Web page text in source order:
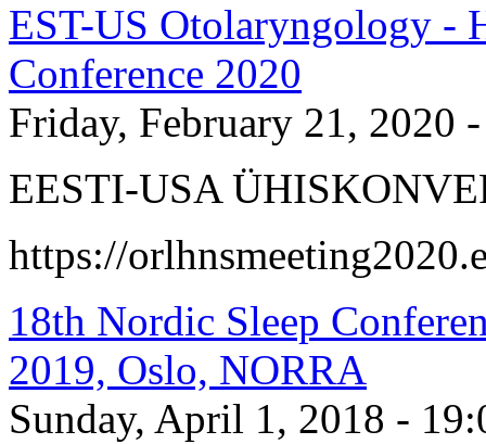
EST-US Otolaryngology -
Conference 2020
Friday, February 21, 2020
EESTI-USA
https://
18th Nordic Sleep
2019, Oslo, NORRA
Sunday, April 1, 2018 -